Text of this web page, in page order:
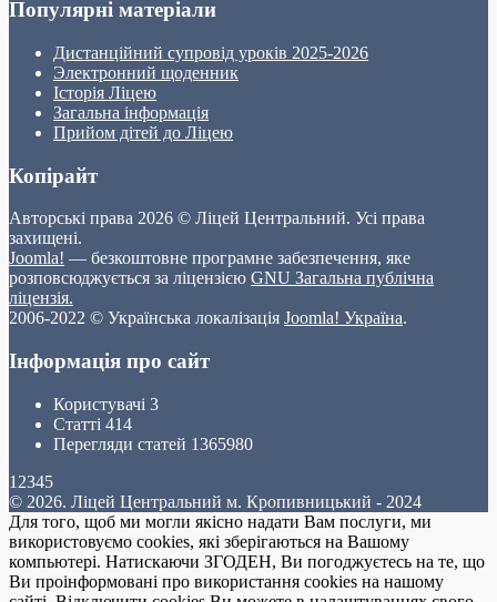
Популярні матеріали
Дистанційний супровід уроків 2025-2026
Электронний щоденник
Історія Ліцею
Загальна інформація
Прийом дітей до Ліцею
Копірайт
Авторські права 2026 © Ліцей Центральний. Усі права
захищені.
Joomla! — безкоштовне програмне забезпечення, яке
розповсюджується за ліцензією GNU Загальна публічна
ліцензія.
2006-2022 © Українська локалізація Joomla! Україна.
Інформація про сайт
Користувачі 3
Статті 414
Перегляди статей 1365980
12345
© 2026. Ліцей Центральний м. Кропивницький - 2024
Для того, щоб ми могли якісно надати Вам послуги, ми
використовуємо cookies, які зберігаються на Вашому
компьютері. Натискаючи ЗГОДЕН, Ви погоджуєтесь на те, що
Ви проінформовані про використання cookies на нашому